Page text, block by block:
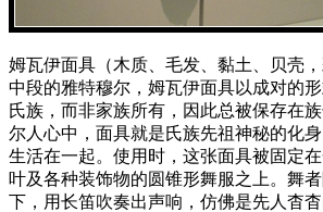
姆瓦伊面具（木质、毛发、黏土、贝壳
中段的雅特穆尔，姆瓦伊面具以成对的
氏族，而非家族所有，因此总被保存在
尔人心中，面具就是氏族先祖神秘的化
生活在一起。使用时，这张面具被固定
叶及各种装饰物的圆锥形舞服之上。舞
下，用长笛吹奏出声响，仿佛是先人杳杳